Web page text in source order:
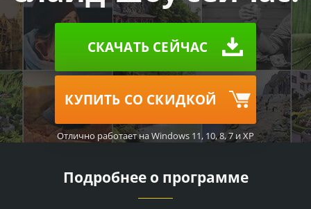
СКАЧАТЬ СЕЙЧАС
КУПИТЬ СО СКИДКОЙ
Отлично работает на Windows 11, 10, 8, 7 и XP
Подробнее о программе